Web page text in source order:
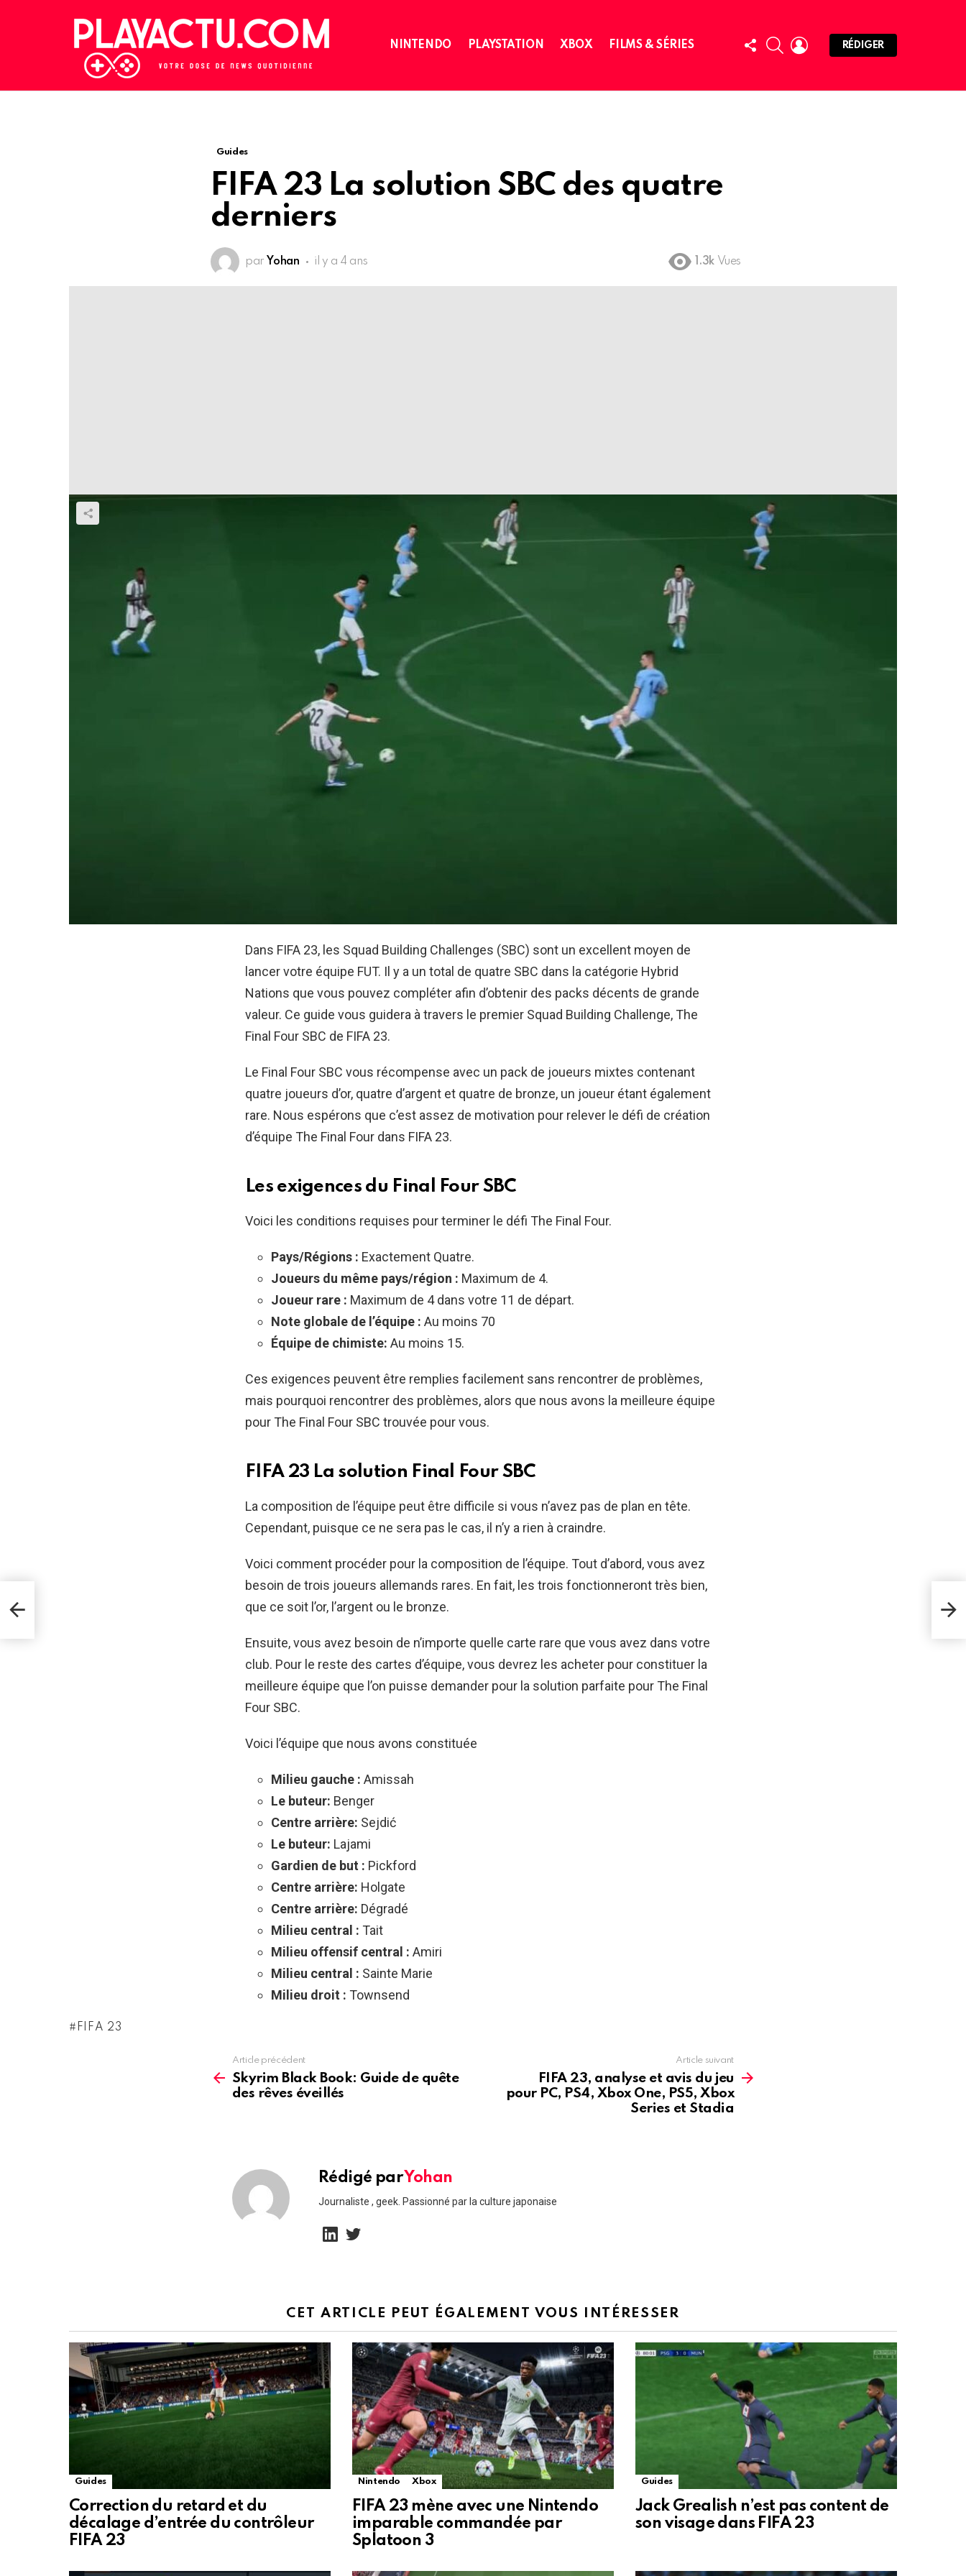
NINTENDO PLAYSTATION XBOX FILMS & SÉRIES
FOLLOW
US
SEARCHLOGIN
RÉDIGER
Guides
FIFA 23 La solution SBC des quatre
derniers
par Yohan il y a 4 ans 1.3k Vues
Dans FIFA 23, les Squad Building Challenges (SBC) sont un excellent moyen de
lancer votre équipe FUT. Il y a un total de quatre SBC dans la catégorie Hybrid
Nations que vous pouvez compléter afin d’obtenir des packs décents de grande
valeur. Ce guide vous guidera à travers le premier Squad Building Challenge, The
Final Four SBC de FIFA 23.
Le Final Four SBC vous récompense avec un pack de joueurs mixtes contenant
quatre joueurs d’or, quatre d’argent et quatre de bronze, un joueur étant également
rare. Nous espérons que c’est assez de motivation pour relever le défi de création
d’équipe The Final Four dans FIFA 23.
Les exigences du Final Four SBC
Voici les conditions requises pour terminer le défi The Final Four.
Pays/Régions : Exactement Quatre.
Joueurs du même pays/région : Maximum de 4.
Joueur rare : Maximum de 4 dans votre 11 de départ.
Note globale de l’équipe : Au moins 70
Équipe de chimiste: Au moins 15.
Ces exigences peuvent être remplies facilement sans rencontrer de problèmes,
mais pourquoi rencontrer des problèmes, alors que nous avons la meilleure équipe
pour The Final Four SBC trouvée pour vous.
FIFA 23 La solution Final Four SBC
La composition de l’équipe peut être difficile si vous n’avez pas de plan en tête.
Cependant, puisque ce ne sera pas le cas, il n’y a rien à craindre.
Voici comment procéder pour la composition de l’équipe. Tout d’abord, vous avez
besoin de trois joueurs allemands rares. En fait, les trois fonctionneront très bien,
que ce soit l’or, l’argent ou le bronze.
Ensuite, vous avez besoin de n’importe quelle carte rare que vous avez dans votre
club. Pour le reste des cartes d’équipe, vous devrez les acheter pour constituer la
meilleure équipe que l’on puisse demander pour la solution parfaite pour The Final
Four SBC.
Voici l’équipe que nous avons constituée
Milieu gauche : Amissah
Le buteur: Benger
Centre arrière: Sejdić
Le buteur: Lajami
Gardien de but : Pickford
Centre arrière: Holgate
Centre arrière: Dégradé
Milieu central : Tait
Milieu offensif central : Amiri
Milieu central : Sainte Marie
Milieu droit : Townsend
FIFA 23
more
Article précédent
Skyrim Black Book: Guide de quête
des rêves éveillés
Article suivant
FIFA 23, analyse et avis du jeu
pour PC, PS4, Xbox One, PS5, Xbox
Series et Stadia
Rédigé parYohan
Journaliste , geek. Passionné par la culture japonaise
CET ARTICLE PEUT ÉGALEMENT VOUS INTÉRESSER
Guides
Correction du retard et du
décalage d’entrée du contrôleur
FIFA 23
Nintendo Xbox
FIFA 23 mène avec une Nintendo
imparable commandée par
Splatoon 3
Guides
Jack Grealish n’est pas content de
son visage dans FIFA 23
PC,
et